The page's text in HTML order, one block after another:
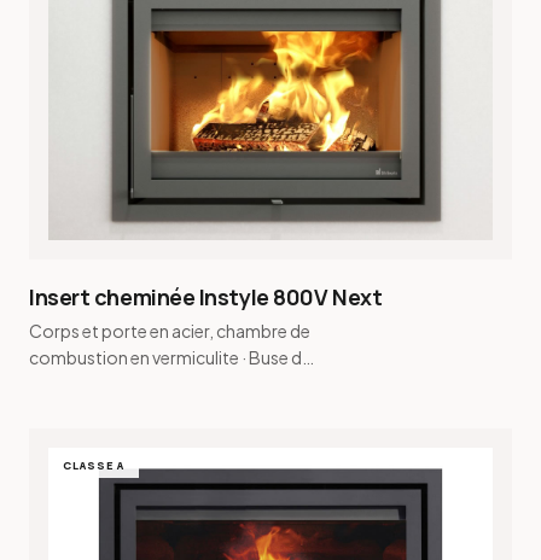
Insert cheminée Instyle 800V Next
Corps et porte en acier, chambre de
combustion en vermiculite · Buse de
CLASSE A